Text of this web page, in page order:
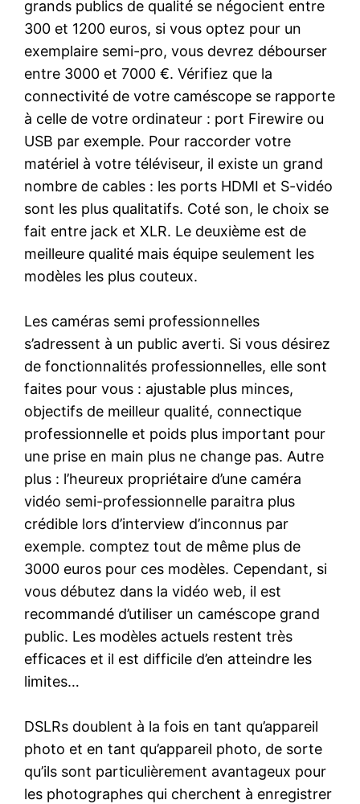
grands publics de qualité se négocient entre
300 et 1200 euros, si vous optez pour un
exemplaire semi-pro, vous devrez débourser
entre 3000 et 7000 €. Vérifiez que la
connectivité de votre caméscope se rapporte
à celle de votre ordinateur : port Firewire ou
USB par exemple. Pour raccorder votre
matériel à votre téléviseur, il existe un grand
nombre de cables : les ports HDMI et S-vidéo
sont les plus qualitatifs. Coté son, le choix se
fait entre jack et XLR. Le deuxième est de
meilleure qualité mais équipe seulement les
modèles les plus couteux.
Les caméras semi professionnelles
s’adressent à un public averti. Si vous désirez
de fonctionnalités professionnelles, elle sont
faites pour vous : ajustable plus minces,
objectifs de meilleur qualité, connectique
professionnelle et poids plus important pour
une prise en main plus ne change pas. Autre
plus : l’heureux propriétaire d’une caméra
vidéo semi-professionnelle paraitra plus
crédible lors d’interview d’inconnus par
exemple. comptez tout de même plus de
3000 euros pour ces modèles. Cependant, si
vous débutez dans la vidéo web, il est
recommandé d’utiliser un caméscope grand
public. Les modèles actuels restent très
efficaces et il est difficile d’en atteindre les
limites…
DSLRs doublent à la fois en tant qu’appareil
photo et en tant qu’appareil photo, de sorte
qu’ils sont particulièrement avantageux pour
les photographes qui cherchent à enregistrer